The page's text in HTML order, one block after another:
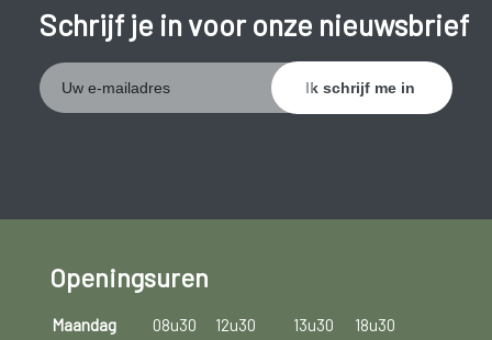
Schrijf je in voor onze nieuwsbrief
Openingsuren
Maandag 08u30 12u30 13u30
18u30